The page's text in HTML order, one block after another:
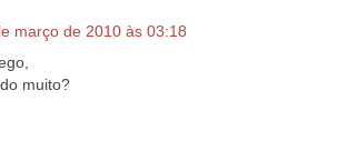
março de 2010 às 03:18
muito?